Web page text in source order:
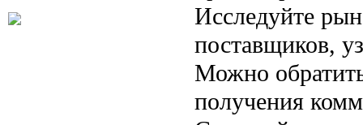
Исследуйте
поставщиков,
Можно
получения